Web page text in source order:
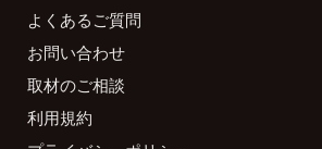
よくあるご質問
お問い合わせ
取材のご相談
利用規約